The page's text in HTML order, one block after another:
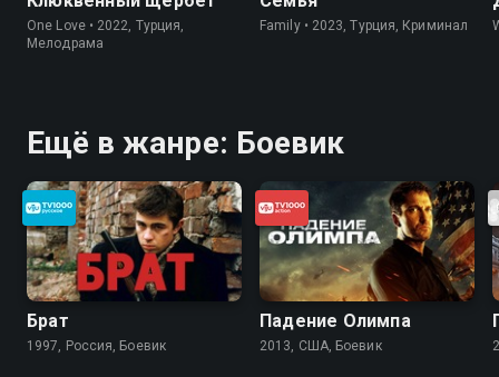
One Love • 2022, Турция,
Мелодрама
Family • 2023, Турция, Криминал
Ещё в жанре: Боевик
Брат
1997, Россия, Боевик
Падение Олимпа
2013, США, Боевик